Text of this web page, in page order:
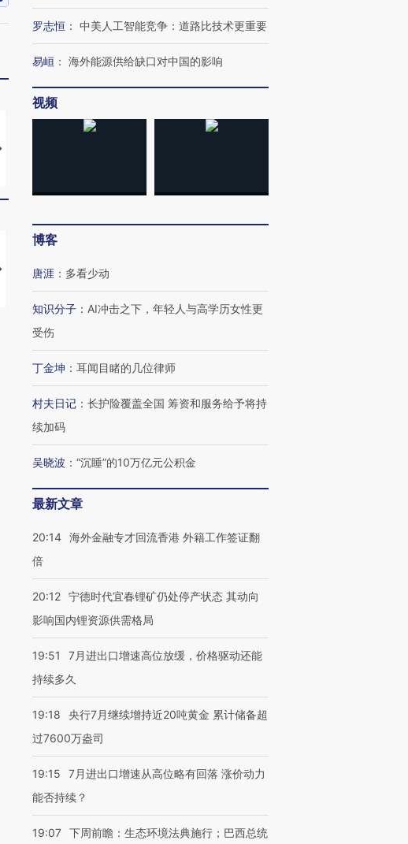
马航飞行员跨国走私7万
【推广】走进第四届链博
罗志恒 ： 中美人工智能竞争：道路比技术更重要
易峘 ： 海外能源供给缺口对中国的影响
视频
博客
唐涯 ： 多看少动
知识分子 ： AI冲击之下，年轻人与高学历女性更
受伤
丁金坤 ： 耳闻目睹的几位律师
村夫日记 ： 长护险覆盖全国 筹资和服务给予将持
续加码
吴晓波 ： “沉睡”的10万亿元公积金
最新文章
20:14 海外金融专才回流香港 外籍工作签证翻
倍
20:12 宁德时代宜春锂矿仍处停产状态 其动向
影响国内锂资源供需格局
19:51
7月进出口增速高位放缓，价格驱动还能
持续多久
19:18
央行7月继续增持近20吨黄金 累计储备超
过7600万盎司
19:15
7月进出口增速从高位略有回落 涨价动力
能否持续？
19:07 下周前瞻：生态环境法典施行；巴西总统